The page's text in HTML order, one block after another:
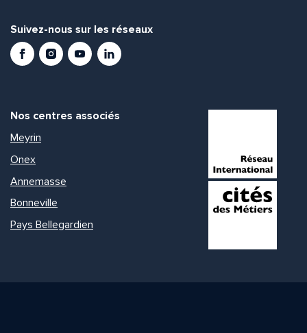
Suivez-nous sur les réseaux
FacebookInstagramYoutubeLinkedIn
Nos centres associés
Meyrin
Onex
Annemasse
Bonneville
Pays Bellegardien